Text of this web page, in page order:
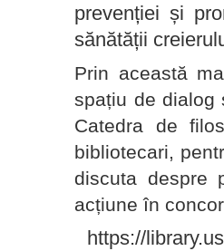
prevenției și
sănătății
Prin această
spațiu de dialog
Catedra de
bibliotecari,
discuta despre
acțiune în
https://